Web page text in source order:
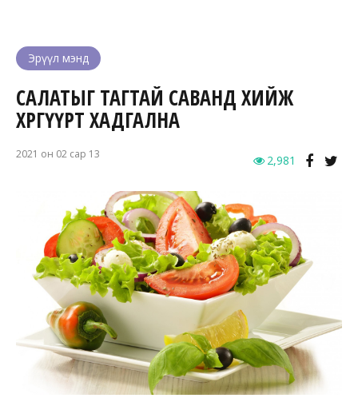
Эрүүл мэнд
САЛАТЫГ ТАГТАЙ САВАНД ХИЙЖ
ХӨРГҮҮРТ ХАДГАЛНА
2021 он 02 сар 13 2,981